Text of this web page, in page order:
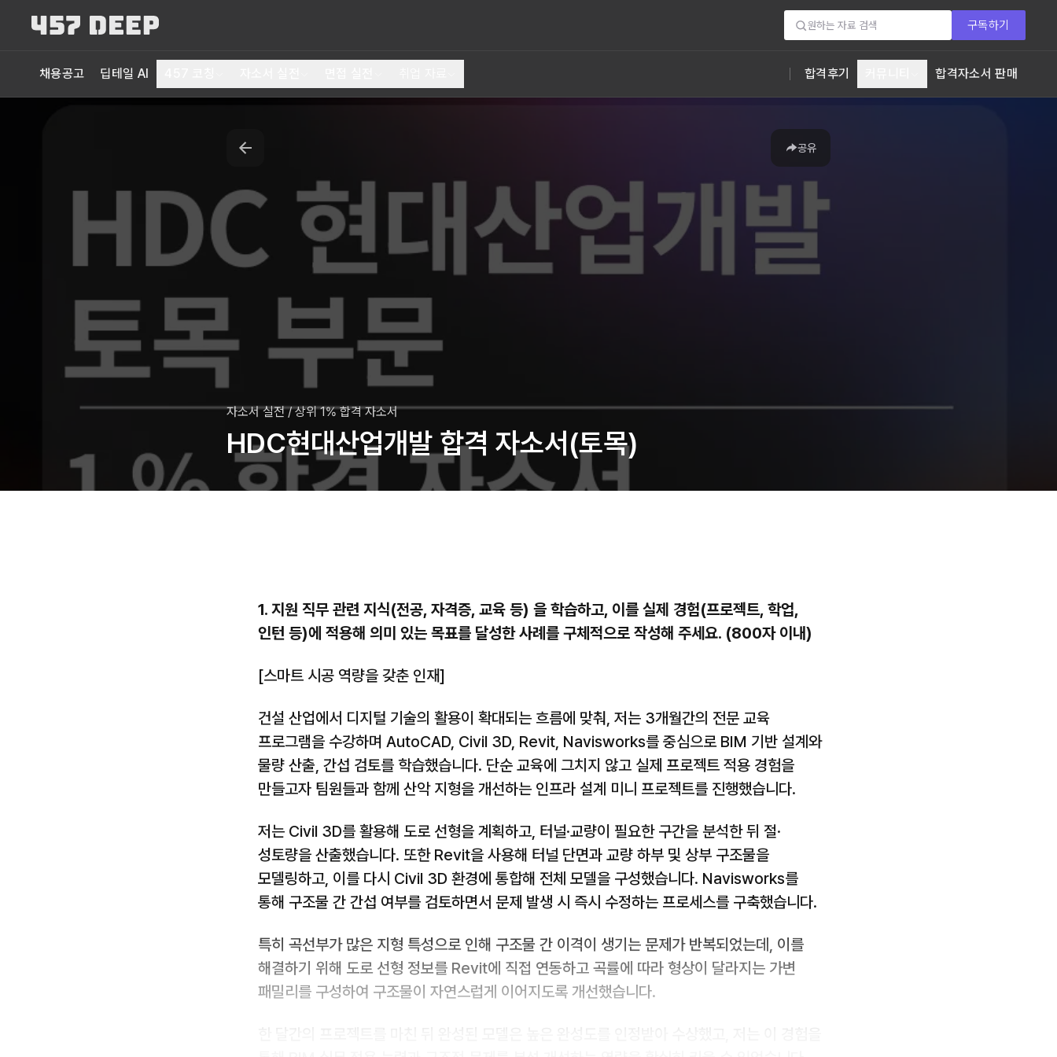
구독하기
채용공고 딥테일 AI 합격후기 합격자소서 판매
공유
자소서 실전/상위 1% 합격 자소서
HDC현대산업개발 합격 자소서(토목)
1. 지원 직무 관련 지식(전공, 자격증, 교육 등) 을 학습하고, 이를 실제 경험(프로젝트, 학업,
인턴 등)에 적용해 의미 있는 목표를 달성한 사례를 구체적으로 작성해 주세요. (800자 이내)
[스마트 시공 역량을 갖춘 인재]
건설 산업에서 디지털 기술의 활용이 확대되는 흐름에 맞춰, 저는 3개월간의 전문 교육
프로그램을 수강하며 AutoCAD, Civil 3D, Revit, Navisworks를 중심으로 BIM 기반 설계와
물량 산출, 간섭 검토를 학습했습니다. 단순 교육에 그치지 않고 실제 프로젝트 적용 경험을
만들고자 팀원들과 함께 산악 지형을 개선하는 인프라 설계 미니 프로젝트를 진행했습니다.
저는 Civil 3D를 활용해 도로 선형을 계획하고, 터널·교량이 필요한 구간을 분석한 뒤 절·
성토량을 산출했습니다. 또한 Revit을 사용해 터널 단면과 교량 하부 및 상부 구조물을
모델링하고, 이를 다시 Civil 3D 환경에 통합해 전체 모델을 구성했습니다. Navisworks를
통해 구조물 간 간섭 여부를 검토하면서 문제 발생 시 즉시 수정하는 프로세스를 구축했습니다.
특히 곡선부가 많은 지형 특성으로 인해 구조물 간 이격이 생기는 문제가 반복되었는데, 이를
해결하기 위해 도로 선형 정보를 Revit에 직접 연동하고 곡률에 따라 형상이 달라지는 가변
패밀리를 구성하여 구조물이 자연스럽게 이어지도록 개선했습니다.